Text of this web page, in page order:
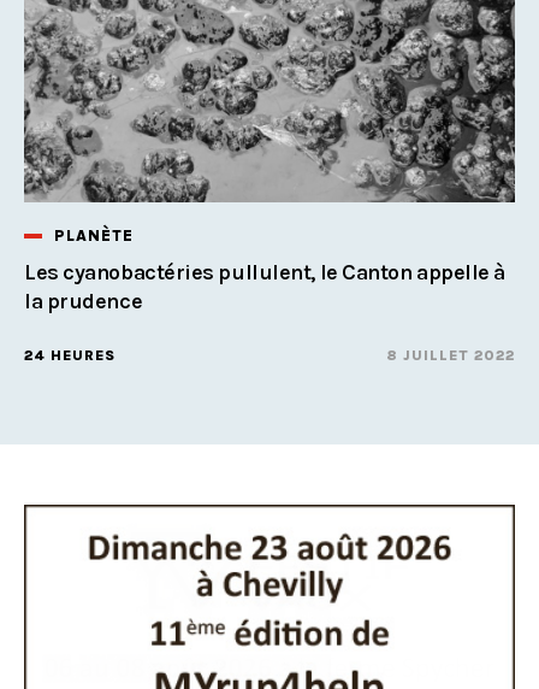
PLANÈTE
Les cyanobactéries pullulent, le Canton appelle à
la prudence
24 HEURES 8 JUILLET 2022